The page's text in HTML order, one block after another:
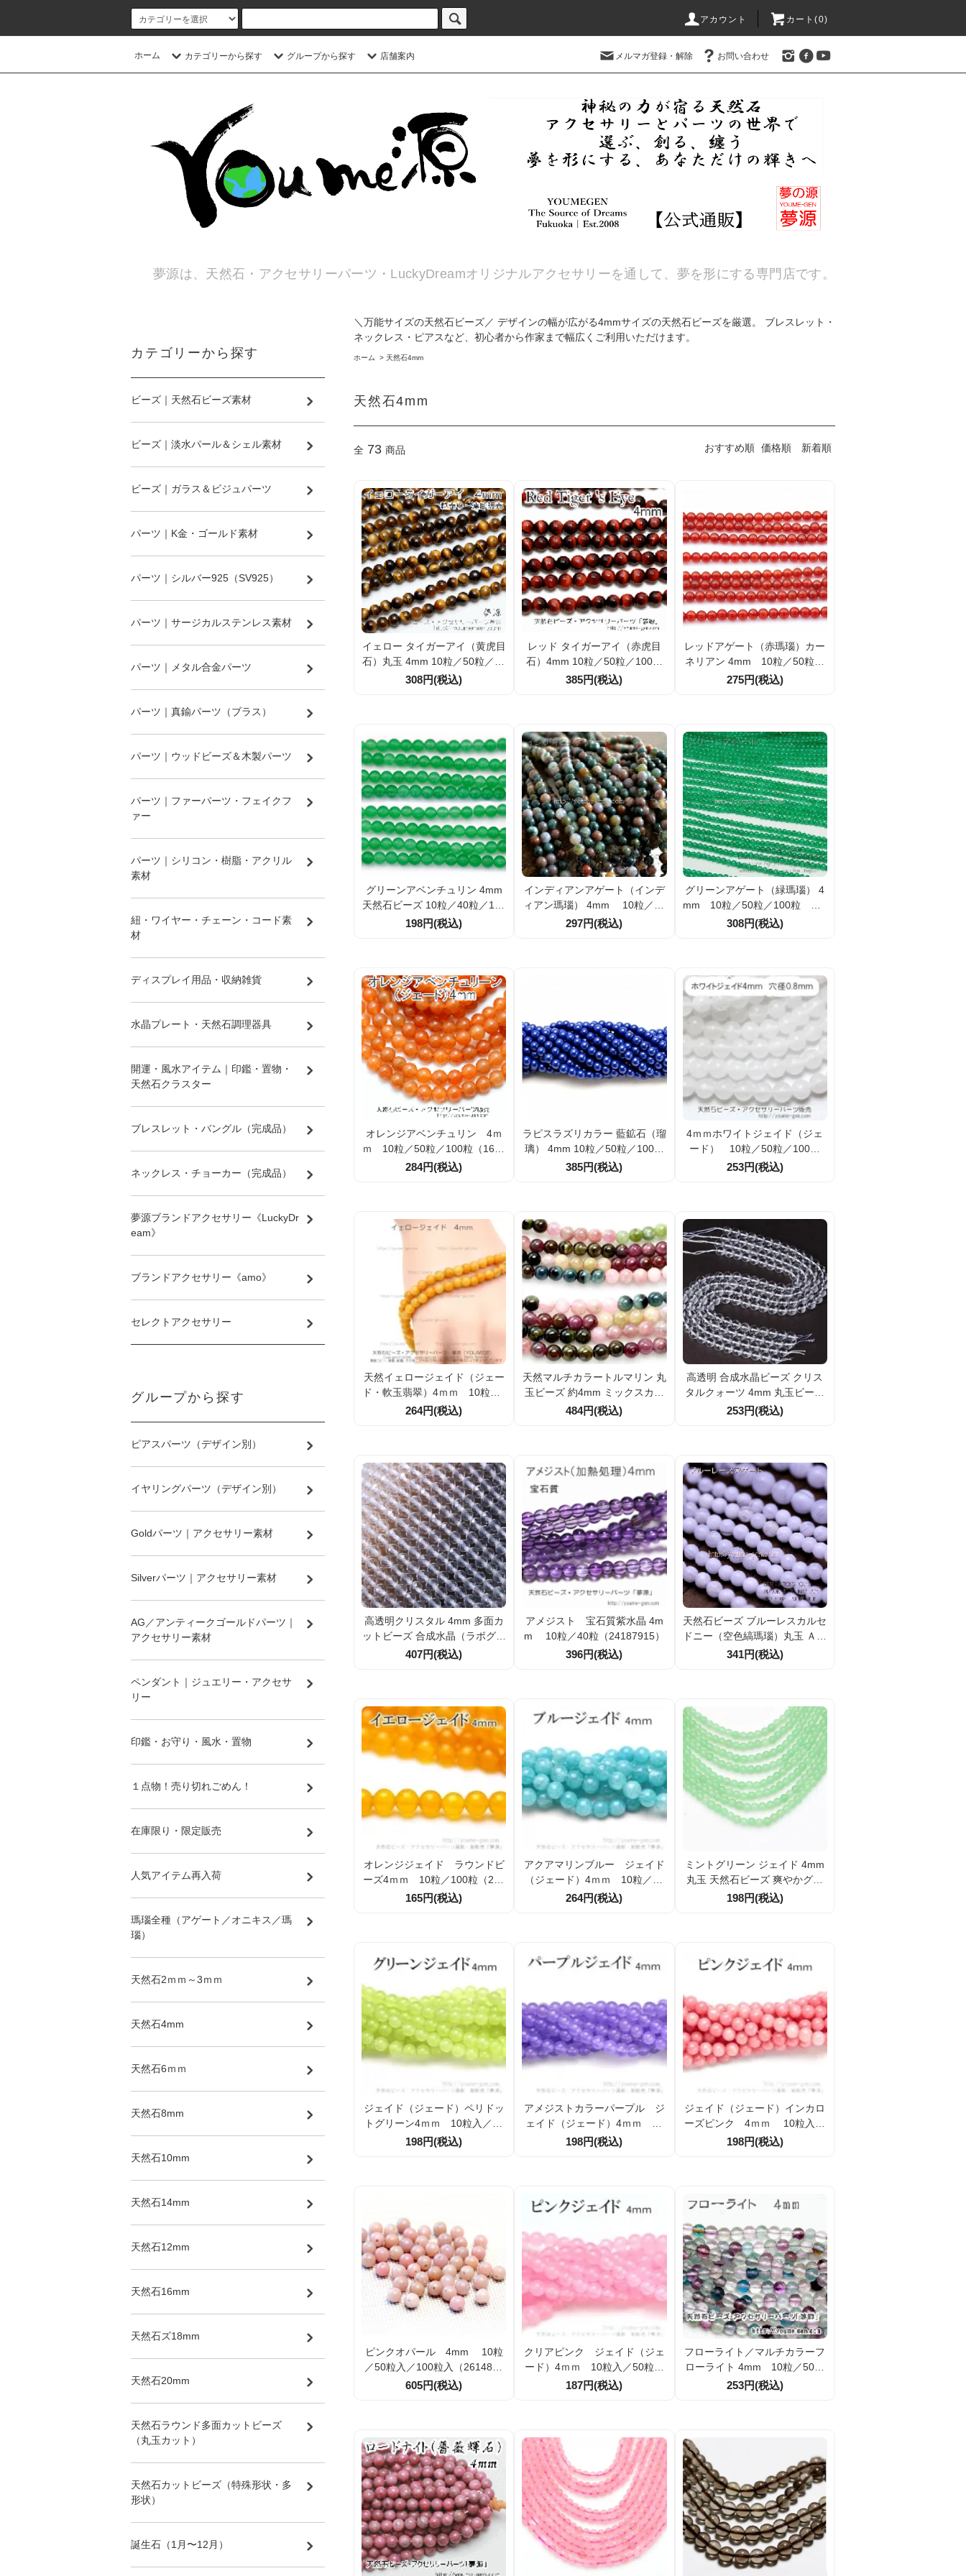
アカウント カート(0)
ホーム カテゴリーから探す グループから探す 店舗案内 メルマガ登録・解除 お問い合わせ
夢源は、天然石・アクセサリーパーツ・LuckyDreamオリジナルアクセサリーを通して、夢を形にする専門店です。
＼万能サイズの天然石ビーズ／ デザインの幅が広がる4mmサイズの天然石ビーズを厳選。 ブレスレット・
ネックレス・ピアスなど、初心者から作家まで幅広くご利用いただけます。
ホーム > 天然石4mm
天然石4mm
全 73 商品 おすすめ順 価格順 新着順
イェロー タイガーアイ（黄虎目
石）丸玉 4mm 10粒／50粒／10
0粒（14534340）
308円(税込)
レッド タイガーアイ（赤虎目
石）4mm 10粒／50粒／100粒
（15836001）
385円(税込)
レッドアゲート（赤瑪瑙）カー
ネリアン 4mm 10粒／50粒／
100粒【15836144】
275円(税込)
グリーンアベンチュリン 4mm
天然石ビーズ 10粒／40粒／100
粒割引 癒しのグリーンストーン
198円(税込)
インディアンアゲート（インデ
ィアン瑪瑙） 4mm 10粒／50
粒／100粒 【16548386】
297円(税込)
グリーンアゲート（緑瑪瑙） 4
mm 10粒／50粒／100粒 【1
6923571】
308円(税込)
オレンジアベンチュリン 4ｍ
ｍ 10粒／50粒／100粒（1697
1986）
284円(税込)
ラピスラズリカラー 藍鉱石（瑠
璃） 4mm 10粒／50粒／100粒
（16994635）
385円(税込)
4ｍｍホワイトジェイド（ジェ
ード） 10粒／50粒／100粒
（17203237）
253円(税込)
天然イェロージェイド（ジェー
ド・軟玉翡翠）4ｍｍ 10粒／5
0粒／100粒（17203690）
264円(税込)
天然マルチカラートルマリン 丸
玉ビーズ 約4mm ミックスカラ
ー 10粒／100粒割引 天然石・
484円(税込)
高透明 合成水晶ビーズ クリス
タルクォーツ 4mm 丸玉ビーズ
10粒／100粒割引（人工水晶・
253円(税込)
高透明クリスタル 4mm 多面カ
ットビーズ 合成水晶（ラボグロ
ウンクォーツ） 10粒／100粒割
407円(税込)
アメジスト 宝石質紫水晶 4m
m 10粒／40粒（24187915）
396円(税込)
天然石ビーズ ブルーレスカルセ
ドニー（空色縞瑪瑙）丸玉 ＡＡ
Ａ ラウンドビーズ 4mm 2粒～
341円(税込)
オレンジジェイド ラウンドビ
ーズ4ｍｍ 10粒／100粒（260
95032）
165円(税込)
アクアマリンブルー ジェイド
（ジェード）4ｍｍ 10粒／10
0粒（26146053）
264円(税込)
ミントグリーン ジェイド 4mm
丸玉 天然石ビーズ 爽やかグリ
ーン アクセサリーパーツ 10粒
198円(税込)
ジェイド（ジェード）ペリドッ
トグリーン4ｍｍ 10粒入／50
粒入／100粒り（26147073）
198円(税込)
アメジストカラーパープル ジ
ェイド（ジェード）4ｍｍ 10
粒入／50粒入／100粒 （2614
198円(税込)
ジェイド（ジェード）インカロ
ーズピンク 4ｍｍ 10粒入／
50粒入／100粒入（2614880
198円(税込)
ピンクオパール 4mm 10粒
／50粒入／100粒入（2614888
5）
605円(税込)
クリアピンク ジェイド（ジェ
ード）4ｍｍ 10粒入／50粒入
／約100粒（26148991）
187円(税込)
フローライト／マルチカラーフ
ローライト 4mm 10粒／50粒
入／100粒入（26325299）
253円(税込)
カテゴリーから探す
ビーズ｜天然石ビーズ素材
ビーズ｜淡水パール＆シェル素材
ビーズ｜ガラス＆ビジュパーツ
パーツ｜K金・ゴールド素材
パーツ｜シルバー925（SV925）
パーツ｜サージカルステンレス素材
パーツ｜メタル合金パーツ
パーツ｜真鍮パーツ（ブラス）
パーツ｜ウッドビーズ＆木製パーツ
パーツ｜ファーパーツ・フェイクフ
ァー
パーツ｜シリコン・樹脂・アクリル
素材
紐・ワイヤー・チェーン・コード素
材
ディスプレイ用品・収納雑貨
水晶プレート・天然石調理器具
開運・風水アイテム｜印鑑・置物・
天然石クラスター
ブレスレット・バングル（完成品）
ネックレス・チョーカー（完成品）
夢源ブランドアクセサリー《LuckyDr
eam》
ブランドアクセサリー《amo》
セレクトアクセサリー
グループから探す
ピアスパーツ（デザイン別）
イヤリングパーツ（デザイン別）
Goldパーツ｜アクセサリー素材
Silverパーツ｜アクセサリー素材
AG／アンティークゴールドパーツ｜
アクセサリー素材
ペンダント｜ジュエリー・アクセサ
リー
印鑑・お守り・風水・置物
１点物！売り切れごめん！
在庫限り・限定販売
人気アイテム再入荷
瑪瑙全種（アゲート／オニキス／瑪
瑙）
天然石2ｍｍ～3ｍｍ
天然石4mm
天然石6ｍｍ
天然石8mm
天然石10mm
天然石14mm
天然石12mm
天然石16mm
天然石ズ18mm
天然石20mm
天然石ラウンド多面カットビーズ
（丸玉カット）
天然石カットビーズ（特殊形状・多
形状）
誕生石（1月〜12月）